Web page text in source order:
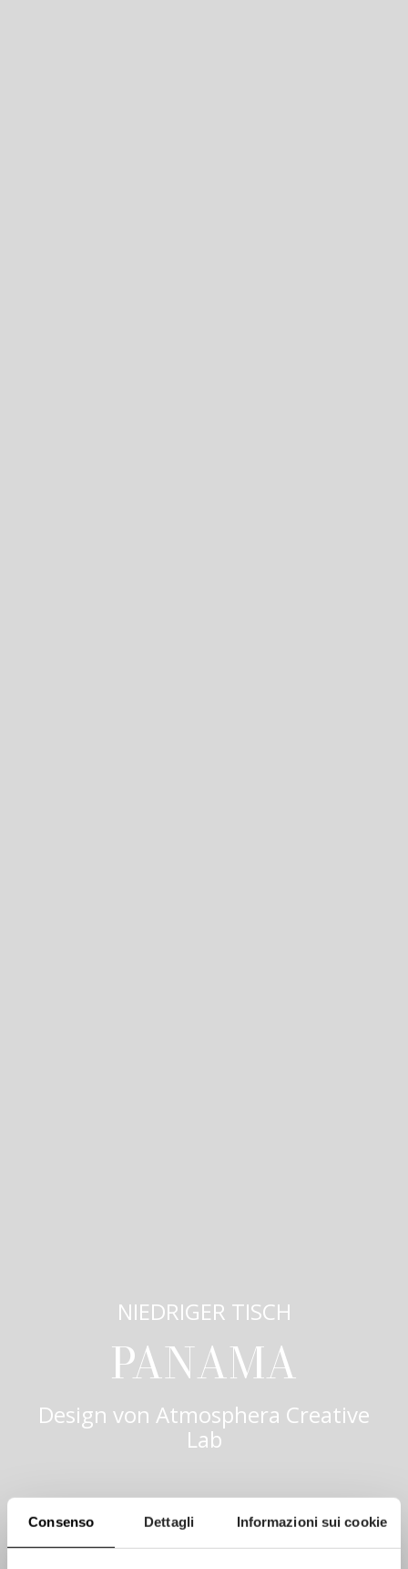
Consenso Dettagli Informazioni sui cookie
NIEDRIGER TISCH
PANAMA
Design von Atmosphera Creative
Lab